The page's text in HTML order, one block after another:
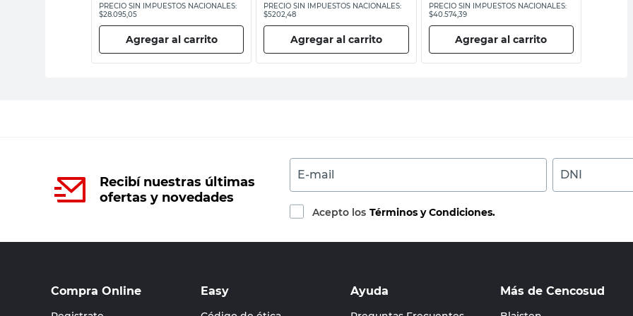
PRECIO SIN IMPUESTOS NACIONALES:
$28.095,05
Agregar al carrito
PRECIO SIN IMPUESTOS NACIONALES:
$5202,48
Agregar al carrito
PRECIO SIN IMPUESTOS NACIONALES:
$40.574,39
Agregar al carrito
Recibí nuestras últimas
ofertas y novedades
E-mail DNI
Acepto los Términos y Condiciones.
Compra Online Easy Ayuda Más de Cencosud